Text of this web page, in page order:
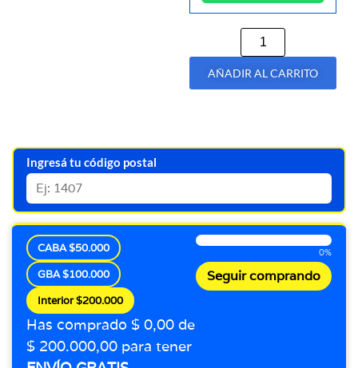
AÑADIR AL CARRITO
Ingresá tu código postal
CABA $50.000
GBA $100.000
Interior $200.000
Has comprado $ 0,00 de
$ 200.000,00 para tener
0%
Seguir comprando